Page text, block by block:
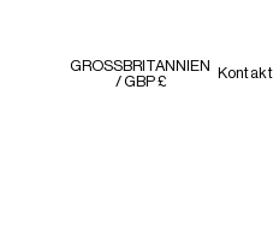
GROSSBRITANNIEN
/ GBP £
Kontakt